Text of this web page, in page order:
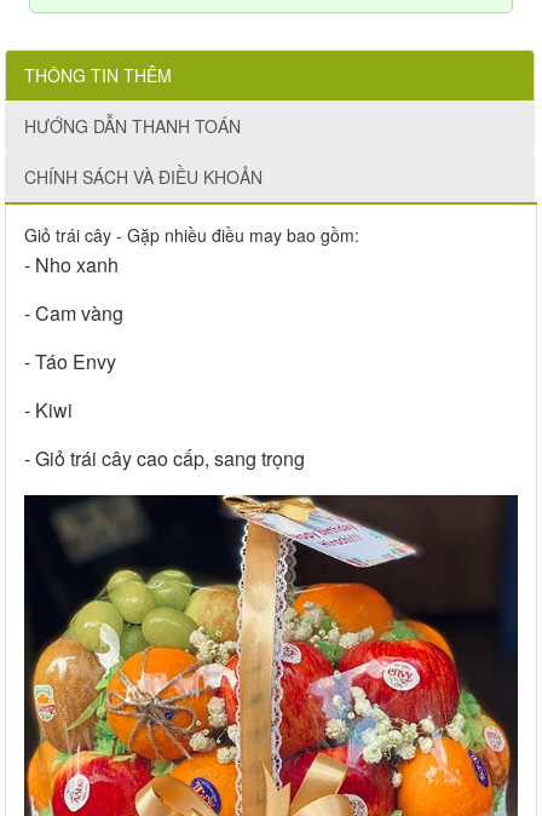
THÔNG TIN THÊM
HƯỚNG DẪN THANH TOÁN
CHÍNH SÁCH VÀ ĐIỀU KHOẢN
Giỏ trái cây - Gặp nhiều điều may bao gồm:
- Nho xanh
- Cam vàng
- Táo Envy
- Kiwi
- Giỏ trái cây cao cấp, sang trọng